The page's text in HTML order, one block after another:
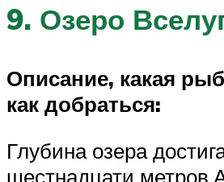
9. Озеро
Описание, какая
как добраться:
Глубина озера
шестнадцати